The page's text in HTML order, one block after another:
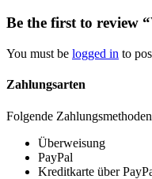
Be the first to review
You must be logged in to
Zahlungsarten
Folgende
Überweisung
PayPal
Kreditkarte über